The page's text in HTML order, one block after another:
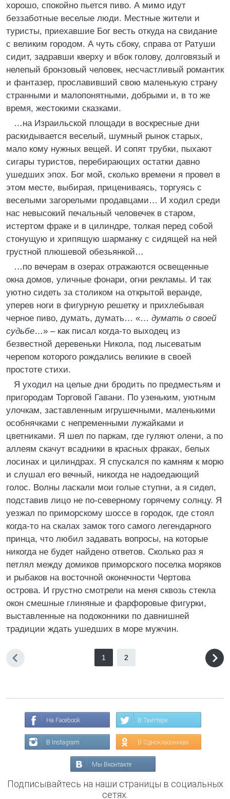
хорошо, спокойно пьется пиво. А мимо идут
беззаботные веселые люди. Местные жители и
туристы, приехавшие Бог весть откуда на свидание
с великим городом. А чуть сбоку, справа от Ратуши
сидит, задравши кверху и вбок голову, долговязый и
нелепый бронзовый человек, несчастливый романтик
и фантазер, прославивший свою маленькую страну
странными и малопонятными, добрыми и, в то же
время, жестокими сказками.
…на Израильской площади в воскресные дни
раскидывается веселый, шумный рынок старых,
мало кому нужных вещей. И сопят трубки, пыхают
сигары туристов, перебирающих остатки давно
ушедших эпох. Бог мой, сколько времени я провел в
этом месте, выбирая, прицениваясь, торгуясь с
веселыми загорелыми продавцами… И ходил среди
нас невысокий печальный человечек в старом,
истертом фраке и в цилиндре, толкая перед собой
стонущую и хрипящую шарманку с сидящей на ней
грустной плюшевой обезьянкой…
…по вечерам в озерах отражаются освещенные
окна домов, уличные фонари, огни рекламы. И так
уютно сидеть за столиком на открытой веранде,
уперев ноги в фигурную решетку и прихлебывая
черное пиво, думать, думать… «… думать о своей
судьбе…» – как писал когда-то выходец из
безвестной деревеньки Никола, под лысеватым
черепом которого рождались великие в своей
простоте стихи.
Я уходил на целые дни бродить по предместьям и
пригородам Торговой Гавани. По узеньким, уютным
улочкам, заставленным игрушечными, маленькими
особнячками с непременными лужайками и
цветниками. Я шел по паркам, где гуляют олени, а по
аллеям скачут всадники в красных фраках, белых
лосинах и цилиндрах. Я спускался по камням к морю
и слушал его вечный, никогда не надоедающий
голос. Волны ласкали мои голые ступни, а я сидел,
подставив лицо не по-северному горячему солнцу. Я
уезжал по приморскому шоссе в городок, где стоял
когда-то на скалах замок того самого легендарного
принца, что любил задавать вопросы, на которые
никогда не будет найдено ответов. Сколько раз я
петлял между домиков приморского поселка моряков
и рыбаков на восточной оконечности Чертова
острова. И грустно смотрели на меня сквозь стекла
окон смешные глиняные и фарфоровые фигурки,
выставленные на подоконники по давнишней
традиции ждать ушедших в море мужчин.
1 2
На Facebook В Твиттере
В Instagram В Одноклассниках
Мы Вконтакте
Подписывайтесь на наши страницы в социальных
сетях.